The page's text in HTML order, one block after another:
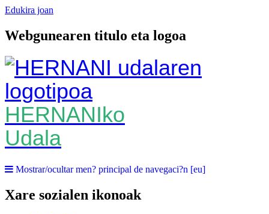
Edukira joan
Webgunearen titulo eta logoa
HERNANIko
Udala
Mostrar/ocultar men? principal de navegaci?n [eu]
Xare sozialen ikonoak